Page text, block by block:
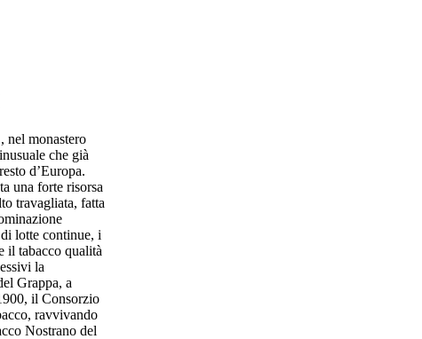
nel monastero
che già
d’Europa.
una forte risorsa
travagliata, fatta
lotte continue, i
il tabacco qualità
la
Grappa, a
il Consorzio
ravvivando
Nostrano del